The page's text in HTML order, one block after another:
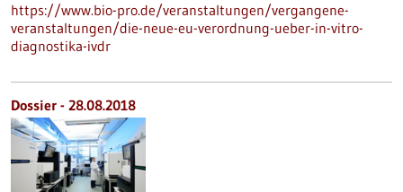
https://www.bio-pro.de/veranstaltungen/vergangene-
veranstaltungen/die-neue-eu-verordnung-ueber-in-vitro-
diagnostika-ivdr
Dossier - 28.08.2018